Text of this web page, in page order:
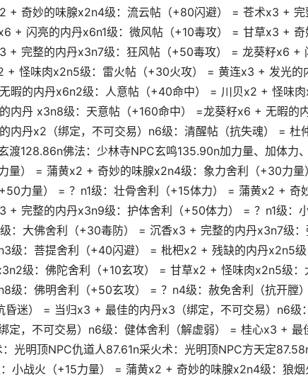
+ 奇妙的味腺x2n4级：流云帖（+80闪避） = 苍术x3 +
+ 闪亮的内丹x6n1级：微风帖（+10毒攻） = 甘草x3 +
+ 完整的内丹x3n7级：狂风帖（+50毒攻） = 龙葵籽x6 +
+ 怪味肉x2n5级：雷火帖（+30火攻） = 黄连x3 + 发光
暇的内丹x6n2级：人意帖（+40命中） = 川贝x2 + 怪味
内丹 x3n8级：天意帖（+160命中） =龙葵籽x6 + 无暇的
内丹x2（绑定，不可交易）n6级：清醒帖（抗失魂） = 杜
渡128.86n佛法：少林寺NPC玄鸣135.90n加力量、加体力
量） = 蒲黄x2 + 奇妙的味腺x2n4级：象力舍利（+30力
力量） = ？n1级：壮骨舍利（+15体力） = 蒲黄x2 + 奇
+ 完整的内丹x3n9级：护体舍利（+50体力） = ？n1级：
：大佛舍利（+30毒防） = 沉香x3 + 完整的内丹x3n7级
级：菩提舍利（+40闪避） = 枇杷x2 + 残缺的内丹x2n5
级：佛陀舍利（+10玄攻） = 甘草x2 + 怪味肉x2n5级
级：佛明舍利（+50玄攻） = ？n4级：赦免舍利（抗开膛
昏迷） = 当归x3 + 最佳的内丹x3（绑定，不可交易）n6级
定，不可交易）n6级：健体舍利（解虚弱） = 桂心x3 + 最
光明顶NPC仇道人87.61n采火术：光明顶NPC方天定
：小战火（+15力量） = 蒲黄x2 + 奇妙的味腺x2n4级：狼